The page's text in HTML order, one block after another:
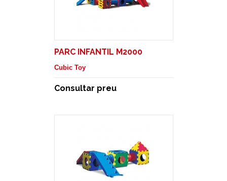
PARC INFANTIL M2000
Cubic Toy
Consultar preu